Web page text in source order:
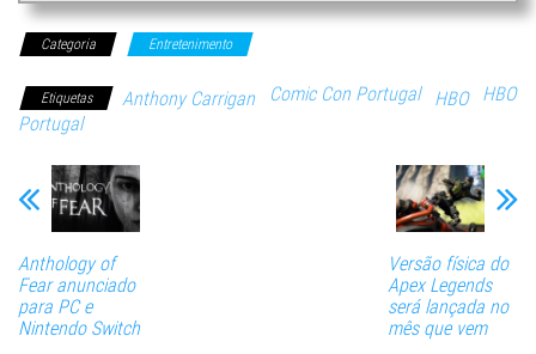
Categoria Entretenimento
Etiquetas Anthony Carrigan Comic Con Portugal HBO
HBO
Portugal
Anthology of
Fear anunciado
para PC e
Nintendo Switch
Versão física do
Apex Legends
será lançada no
mês que vem